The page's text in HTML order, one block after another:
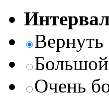
Большой
Очень